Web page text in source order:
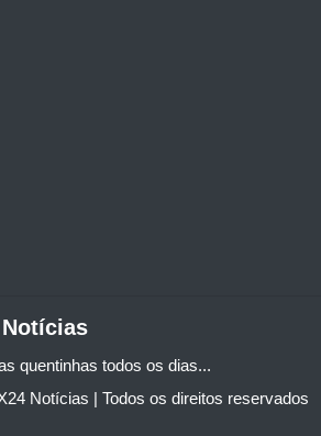
Notícias
quentinhas todos os dias...
Notícias | Todos os direitos reservados